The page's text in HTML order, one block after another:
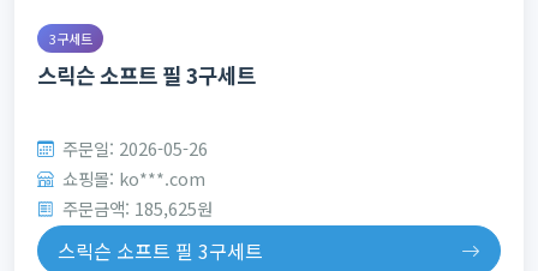
3구세트
스릭슨 소프트 필 3구세트
주문일: 2026-05-26
쇼핑몰: ko***.com
주문금액: 185,625원
스릭슨 소프트 필 3구세트